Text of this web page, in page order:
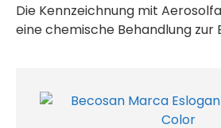
Die Kennzeichnung mit
eine chemische Behandlung zur